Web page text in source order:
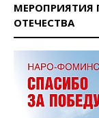
ОТЕЧЕСТВА